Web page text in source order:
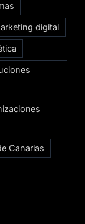
digital
Canarias